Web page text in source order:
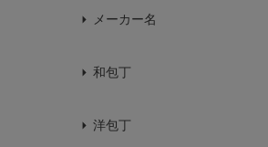
メーカー名
和包丁
洋包丁